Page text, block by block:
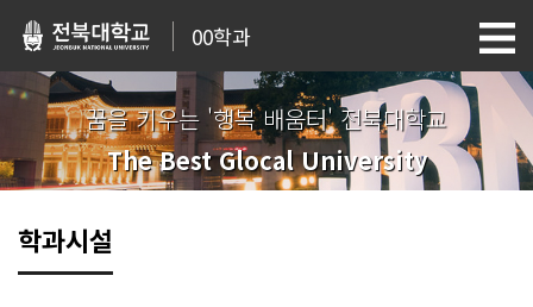
00학과
꿈을 키우는 '행복 배움터' 전북대학교
The Best Glocal University
학과시설